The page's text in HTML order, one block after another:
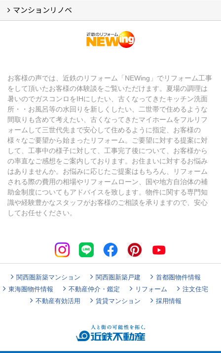
【アーカイブ】近鉄の健康コラム（全9回） (10)
【アーカイブ】住まいのお役立ち情報（全10回） (11)
マンションリノベ
お客様の声では、近鉄のリフォーム「NEWing」でリフォーム工事
をして頂いたお客様の体験談をご覧いただけます。夏場の調理は
暑いのでガスコンロをIHにしたい、古くなってきたキッチン洗面
所・・お風呂等の水回りを新しくしたい、二世帯で住めるような
間取りも含めて考えたい、古くなってきたマイホームをフルリフ
ォームして三世代先まで安心して住めるように指定、お客様の
様々なご要望から始まったリフォーム。ご要望に対する提案に対
して、工事中の様子に対して、工事完了後について、お客様から
の率直なご感想をご案内しております。お住まいに対するお悩み
はありませんか。お悩みに応じたご提案はもちろん、リフォーム
される際の費用の相場やリフォームローン、国や地方自治体の補
助金制度についてもアドバイスを致します。物件に関する専門知
識や経験豊かなスタッフがお客様のご相談を承りますので、安心
してお任せください。
関西圏新築マンション 関西圏新築戸建
首都圏物件情報
東海圏物件情報
不動産仲介・鑑定 リフォーム
注文住宅
不動産有効活用
賃貸マンション 採用情報